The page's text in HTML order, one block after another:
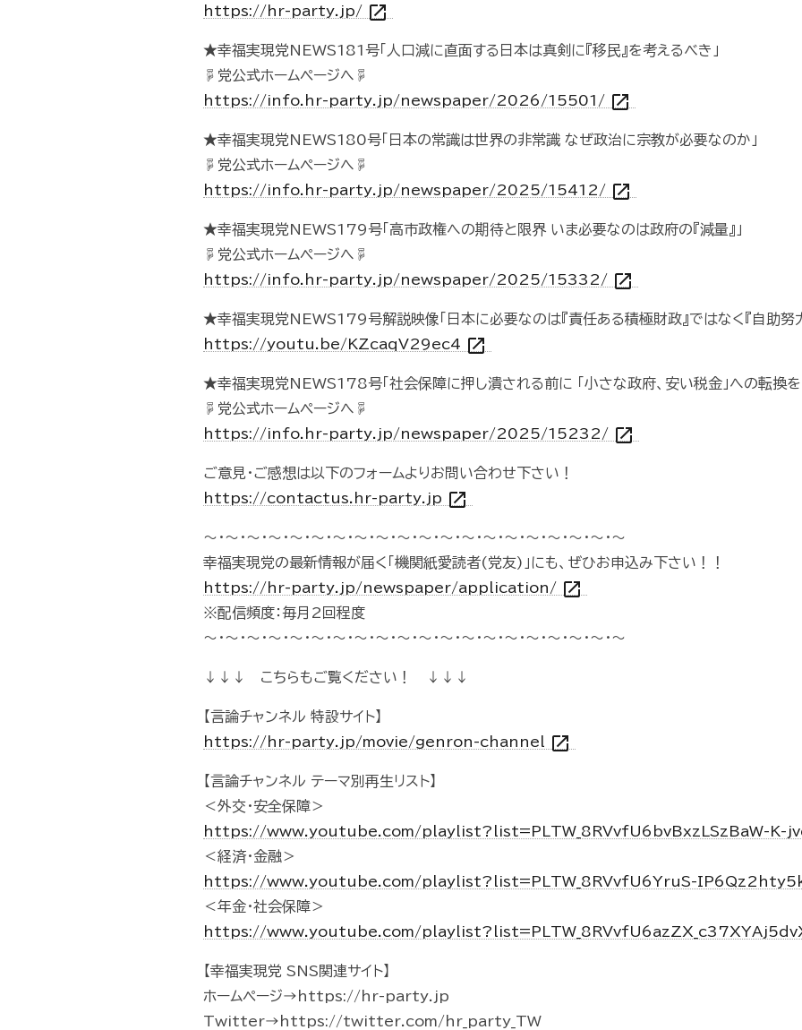
https://hr-party.jp/ open_in_new
★幸福実現党NEWS181号「人口減に直面する日本は真剣に『移民』を考えるべき」
☟党公式ホームページへ☟
https://info.hr-party.jp/newspaper/2026/15501/ open_in_new
★幸福実現党NEWS180号「日本の常識は世界の非常識 なぜ政治に宗教が必要なのか」
☟党公式ホームページへ☟
https://info.hr-party.jp/newspaper/2025/15412/ open_in_new
★幸福実現党NEWS179号「高市政権への期待と限界 いま必要なのは政府の『減量』」
☟党公式ホームページへ☟
https://info.hr-party.jp/newspaper/2025/15332/ open_in_new
★幸福実現党NEWS179号解説映像「日本に必要なのは『責任ある積極財政』ではなく『自助努力
https://youtu.be/KZcaqV29ec4 open_in_new
★幸福実現党NEWS178号「社会保障に押し潰される前に 「小さな政府、安い税金」への転換を
☟党公式ホームページへ☟
https://info.hr-party.jp/newspaper/2025/15232/ open_in_new
ご意見・ご感想は以下のフォームよりお問い合わせ下さい！
https://contactus.hr-party.jp open_in_new
～・～・～・～・～・～・～・～・～・～・～・～・～・～・～・～・～・～・～・～
幸福実現党の最新情報が届く「機関紙愛読者(党友)」にも、ぜひお申込み下さい！！
https://hr-party.jp/newspaper/application/ open_in_new
※配信頻度：毎月2回程度
～・～・～・～・～・～・～・～・～・～・～・～・～・～・～・～・～・～・～・～
↓↓↓ こちらもご覧ください！ ↓↓↓
【言論チャンネル 特設サイト】
https://hr-party.jp/movie/genron-channel
open_in_new
【言論チャンネル テーマ別再生リスト】
＜外交・安全保障＞
https://www.youtube.com/playlist?list=PLTW_8RVvfU6bvBxzLSzBaW-K-
＜経済・金融＞
https://www.youtube.com/playlist?list=PLTW_8RVvfU6YruS-
＜年金・社会保障＞
https://www.youtube.com/
【幸福実現党 SNS関連サイト】
ホームページ→https://hr-party.jp
Twitter→https://twitter.com/hr_party_TW